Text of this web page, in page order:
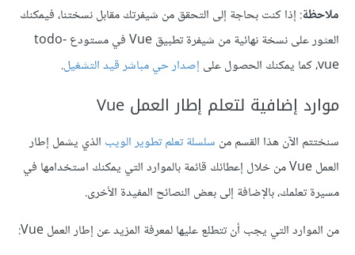
ملاحظة: إذا كنت بحاجة إلى التحقق من شيفرتك مقابل نسختنا، فيمكنك
العثور على نسخة نهائية من شيفرة تطبيق Vue في مستودع todo-
vue، كما يمكنك الحصول على
إصدار حي مباشر قيد التشغيل.
موارد إضافية لتعلم إطار العمل Vue
سنختتم الآن هذا القسم من سلسلة تعلم تطوير الويب الذي يشمل إطار
العمل Vue من خلال إعطائك قائمة بالموارد التي يمكنك استخدامها في
مسيرة تعلمك، بالإضافة إلى بعض النصائح المفيدة الأخرى.
من الموارد التي يجب أن تتطلع عليها لمعرفة المزيد عن إطار العمل Vue: